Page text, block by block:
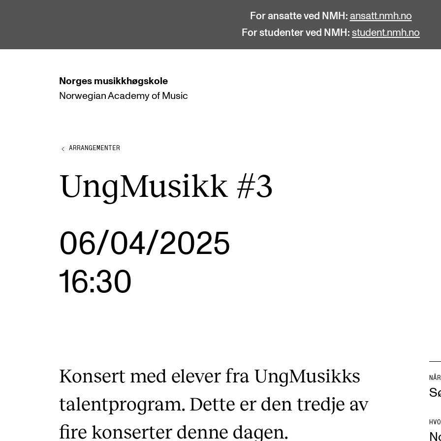
For ansatte ved NMH: ansatt.nmh.no
For studenter ved NMH: student.nmh.no
Norges musikkhøgskole
Norwegian Academy of Music
STUDIER
Bachelor
Doktorgrad
Årsstudium og videreutdanning
Talentutvikling
Salane våre
Nettverk
IN.TUNE
ARRANGEMENTER
UngMusikk #3
06/04/2025
16:30
Konsert med elever fra UngMusikks
talentprogram. Dette er den tredje av
fire konserter denne dagen.
NÅR